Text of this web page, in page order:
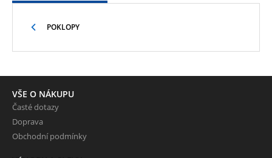
POKLOPY
VŠE O NÁKUPU
Časté dotazy
Doprava
Obchodní podmínky